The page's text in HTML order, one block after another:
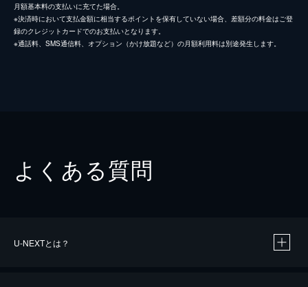
月額基本料の支払いに充てた場合。
※決済時において支払金額に相当するポイントを保有していない場合、差額分の料金はご登
録のクレジットカードでのお支払いとなります。
※通話料、SMS通信料、オプション（かけ放題など）の月額利用料は別途発生します。
よくある質問
U-NEXTとは？